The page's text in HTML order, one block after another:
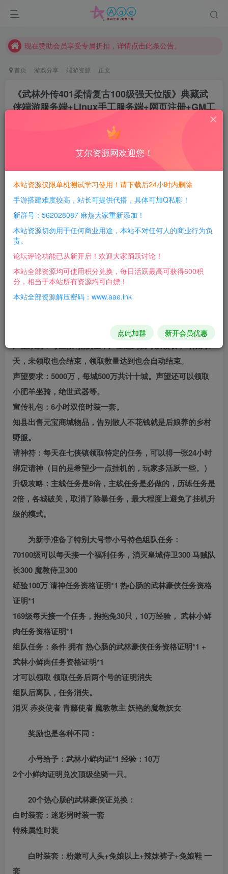
本站一律禁止以任何方式发布或转载任何违法的相关信息，访客发现请向站长举报
请勿相信任何评论区广告！以免上当受骗！
首页 游戏分享 端游资源 正文
《武林外传401柔情复古100级强天位版》典藏武
侠端游服务端+Linux手工服务端+网页注册+GM工
每日活跃最高可获得600积分！所有资源可以使用
积分免费兑换！
游戏介绍：
新手上线赠送： 枣红马，请神符。
声望系统：每区限4把抗圣，声望达到就可以领取，时限为5
天，未领取也会结束，领取数量达到也会自动结束。
声望要求：5000万，每城500万共计十城。声望还可以领取
小肥羊坐骑，绝世武器等。
宣传礼包：6小时双倍时装一套。
知县出售元宝商城物品，告别散人不花钱就是后娘养的乡村
野服。
请神符：每天在七侠镇领取特定的任务，可以得一张24小时
绑定请神（目的是希望少一点挂机的，玩家多活跃一些。）
升级攻略：主线任务是8倍，主线任务是必做的，历练任务是
2倍，各城破关，取消了除暴任务，最大程度上避免了挂机升
级的模式。
为新手准备了特别大号带小号特色组队任务：
70100级可以每天接一个福利任务，消灭皇城侍卫300 马贼队
长300 魔教侍卫300
经验100万 请神任务资格证明*1 热心肠的武林豪侠任务资格
证明*1
169级每天接一个任务，抱抱兔30只，10万经验， 武林小鲜
肉任务资格证明*1
组队任务：条件 拥有 热心肠的武林豪侠任务资格证明*1 +
武林小鲜肉任务资格证明*1
才可以领取 领取任务后两个号的证明消失
组队后离队，任务消失。
消灭 赤炎使者 青藤使者 魔教教主 妖艳的魔教妖女
奖励也是各种不同：
小号给予：武林小鲜肉证*1 经验：10万
2个小鲜肉证明兑次顶级坐骑一只。
20个热心肠的武林豪侠证兑换：
白时装套：迷彩男时装一套
特殊属性时装
白时装套：粉嫩可人头+兔娘以上+辣妹裤子+兔娘鞋 一
套
艾尔资源网欢迎您！
本站资源仅限单机测试学习使用！请下载后24小时内删除
手游搭建难度较高，站长可提供代搭，具体可加Q私聊！
新群号：562028087 麻烦大家重新添加！
本站资源切勿用于任何商业用途，本站不对任何人的商业行为负
责。
论坛评论功能已从新开启！欢迎大家踊跃讨论！
本站全部资源均可使用积分兑换，每日活跃最高可获得600积
分，相当于本站所有资源均可白嫖！
本站全部资源解压密码：www.aae.ink
点此加群 新开会员优惠